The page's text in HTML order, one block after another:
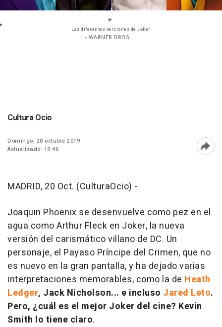
Las diferentes versiones de Joker
- WARNER BROS
Cultura Ocio
Domingo, 20 octubre 2019
Actualizado: 15:46
MADRID, 20 Oct. (CulturaOcio) -
Joaquin Phoenix se desenvuelve como pez en el
agua como Arthur Fleck en Joker, la nueva
versión del carismático villano de DC. Un
personaje, el Payaso Príncipe del Crimen, que no
es nuevo en la gran pantalla, y ha dejado varias
interpretaciones memorables, como la de Heath
Ledger, Jack Nicholson... e incluso Jared Leto.
Pero, ¿cuál es el mejor Joker del cine? Kevin
Smith lo tiene claro.